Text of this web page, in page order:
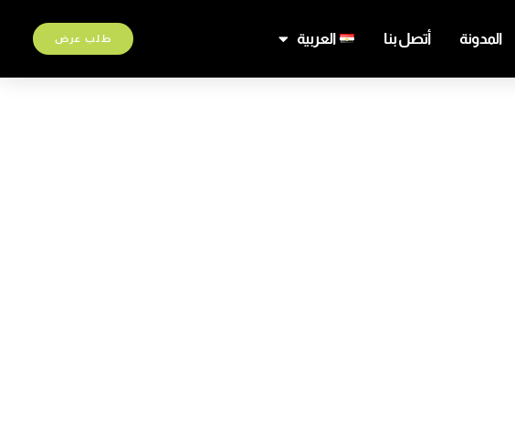
المدونة أتصل بنا العربية طلب عرض